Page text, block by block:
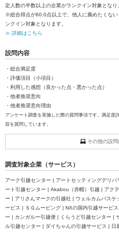
定人数の半数以上の企業がランクイン対象となり
※総合得点が60.0点以上で、他人に薦めたくな
ンクイン対象となります。
≫ 詳細はこちら
設問内容
・総合満足度
・評価項目（小項目）
・利用した感想（良かった点・悪かった点）
・他者推奨意向
・他者推奨意向理由
アンケート調査を実施した際の質問事項です。満足度
容を質問しています。
その他の設問
調査対象企業（サービス）
アーク引越センター | アートセッティングデリ
ート引越センター | Akabou（赤帽）引越 | アク
ー | アリさんマークの引越社 | ウェルカムバス
ービス | ＳＧムービング | NXの国内引越サービ
ー | カンガルー引越便 | くらうど引越センター |
ル引越センター | ダイちゃんの引越サービス |